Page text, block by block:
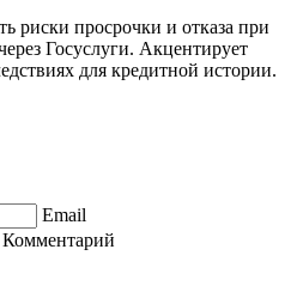
риски просрочки и отказа при
Госуслуги. Акцентирует
для кредитной истории.
Email
Комментарий